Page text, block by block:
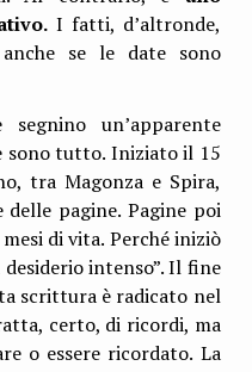
I fatti, d’altronde,
se le date sono
un’apparente
sono tutto. Iniziato il 15
tra Magonza e Spira,
pagine. Pagine poi
di vita. Perché iniziò
intenso”. Il fine
scrittura è radicato nel
certo, di ricordi, ma
o essere ricordato. La